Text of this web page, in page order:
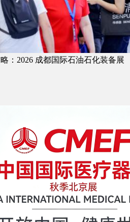
：2026 成都国际石油石化装备展